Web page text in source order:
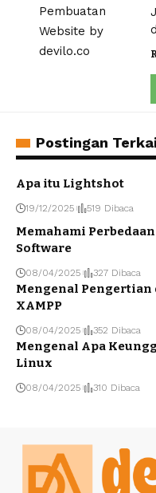
Postingan
Apa itu Lightshot
19/12/2025 519 Dibaca
Memahami
Software
08/04/2025 327 Dibaca
Mengenal Pengertian
XAMPP
08/04/2025 352 Dibaca
Mengenal Apa
Linux
08/04/2025 310 Dibaca